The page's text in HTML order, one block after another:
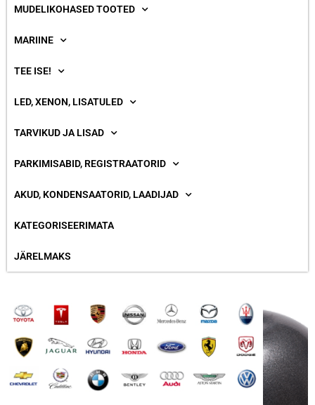
MUDELIKOHASED TOOTED
MARIINE
TEE ISE!
LED, XENON, LISATULED
TARVIKUD JA LISAD
PARKIMISABID, REGISTRAATORID
AKUD, KONDENSAATORID, LAADIJAD
KATEGORISEERIMATA
JÄRELMAKS